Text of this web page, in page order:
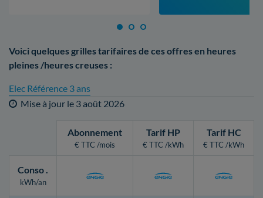
Voici quelques grilles tarifaires de ces offres en heures
pleines /heures creuses :
Elec Référence 3 ans
Mise à jour le 3 août 2026
Abonnement
€ TTC /mois
Tarif HP
€ TTC /kWh
Tarif HC
€ TTC /kWh
Conso.
kWh/an